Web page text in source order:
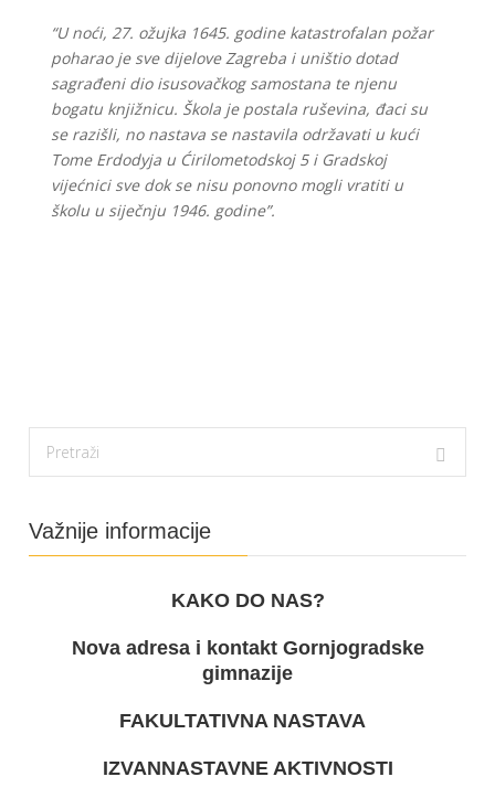
“U noći, 27. ožujka 1645. godine katastrofalan požar
poharao je sve dijelove Zagreba i uništio dotad
sagrađeni dio isusovačkog samostana te njenu
bogatu knjižnicu. Škola je postala ruševina, đaci su
se razišli, no nastava se nastavila održavati u kući
Tome Erdodyja u Ćirilometodskoj 5 i Gradskoj
vijećnici sve dok se nisu ponovno mogli vratiti u
školu u siječnju 1946. godine”.
Važnije informacije
KAKO DO NAS?
Nova adresa i kontakt Gornjogradske
gimnazije
FAKULTATIVNA NASTAVA
IZVANNASTAVNE AKTIVNOSTI